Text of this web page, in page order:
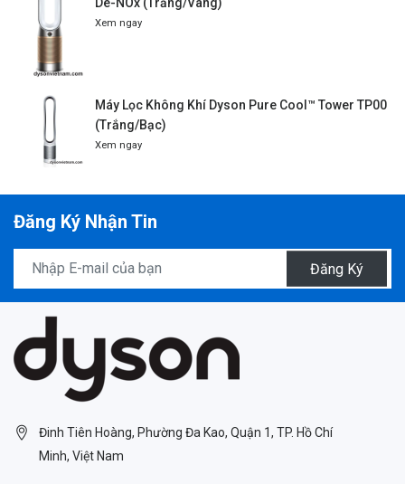
Xem ngay
Máy Lọc Không Khí Dyson Pure Cool™ Tower TP00
(Trắng/Bạc)
Xem ngay
Đăng Ký Nhận Tin
Đăng Ký
Đinh Tiên Hoàng, Phường Đa Kao, Quận 1, TP. Hồ Chí
Minh, Việt Nam